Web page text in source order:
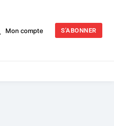
Mon compte S'ABONNER